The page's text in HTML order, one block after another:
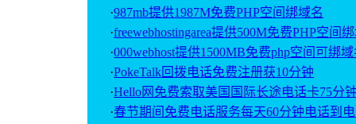
·987mb提供1987M免费PHP空间绑域名
·freewebhostingarea提供500M免费PHP空间
·000webhost提供1500MB免费php空间可绑
·PokeTalk回拨电话免费注册获10分钟
·Hello网免费索取美国国际长途电话卡75分
·春节期间免费电话服务每天60分钟电话到